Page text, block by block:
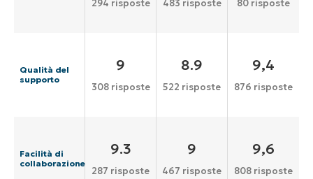
294 risposte 483 risposte 80 risposte
Qualità del
supporto
9
308 risposte
8.9
522 risposte
9,4
876 risposte
Facilità di
collaborazione
9.3
287 risposte
9
467 risposte
9,6
808 risposte